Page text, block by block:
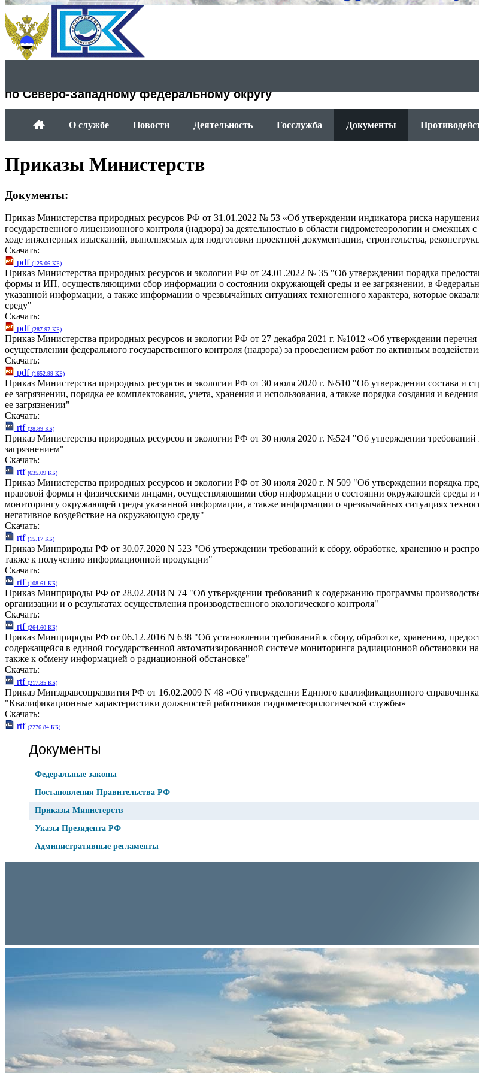
по Северо-Западному федеральному округу
О службе Новости Деятельность Госслужба Документы
Приказы Министерств
Документы:
Приказ Министерства природных ресурсов РФ от 31.01.2022 № 53 «Об утверждении индикатора риска
государственного лицензионного контроля (надзора) за деятельностью в области гидрометеорологии и смежных
ходе инженерных изысканий, выполняемых для подготовки проектной документации, строительства,
Скачать:
pdf (125.06 КБ)
Приказ Министерства природных ресурсов и экологии РФ от 24.01.2022 № 35 "Об утверждении порядка
формы и ИП, осуществляющими сбор информации о состоянии окружающей среды и ее загрязнении, в
указанной информации, а также информации о чрезвычайных ситуациях техногенного характера, которые
среду"
Скачать:
pdf (287.97 КБ)
Приказ Министерства природных ресурсов и экологии РФ от 27 декабря 2021 г. №1012 «Об утверждении
осуществлении федерального государственного контроля (надзора) за проведением работ по активным
Скачать:
pdf (1652.99 КБ)
Приказ Министерства природных ресурсов и экологии РФ от 30 июля 2020 г. №510 "Об утверждении состава и
ее загрязнении, порядка ее комплектования, учета, хранения и использования, а также порядка создания и
ее загрязнении"
Скачать:
rtf (28.89 КБ)
Приказ Министерства природных ресурсов и экологии РФ от 30 июля 2020 г. №524 "Об утверждении
загрязнением"
Скачать:
rtf (635.09 КБ)
Приказ Министерства природных ресурсов и экологии РФ от 30 июля 2020 г. N 509 "Об утверждении порядка
правовой формы и физическими лицами, осуществляющими сбор информации о состоянии окружающей среды и
мониторингу окружающей среды указанной информации, а также информации о чрезвычайных ситуациях
негативное воздействие на окружающую среду"
Скачать:
rtf (15.17 КБ)
Приказ Минприроды РФ от 30.07.2020 N 523 "Об утверждении требований к сбору, обработке, хранению и
также к получению информационной продукции"
Скачать:
rtf (108.61 КБ)
Приказ Минприроды РФ от 28.02.2018 N 74 "Об утверждении требований к содержанию программы
организации и о результатах осуществления производственного экологического контроля"
Скачать:
rtf (264.60 КБ)
Приказ Минприроды РФ от 06.12.2016 N 638 "Об установлении требований к сбору, обработке, хранению,
содержащейся в единой государственной автоматизированной системе мониторинга радиационной обстановки
также к обмену информацией о радиационной обстановке"
Скачать:
rtf (217.85 КБ)
Приказ Минздравсоцразвития РФ от 16.02.2009 N 48 «Об утверждении Единого квалификационного
"Квалификационные характеристики должностей работников гидрометеорологической службы»
Скачать:
rtf (2276.84 КБ)
Документы
Федеральные законы
Постановления Правительства РФ
Приказы Министерств
Указы Президента РФ
Административные регламенты